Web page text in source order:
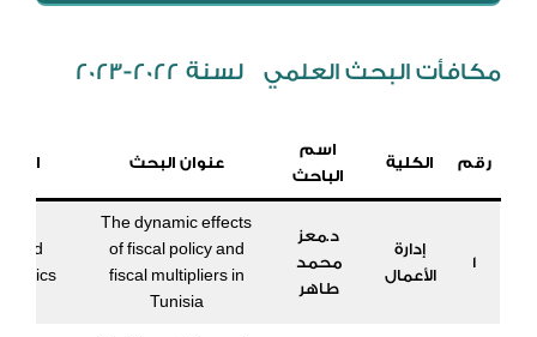
مكافأت البحث العلمي لسنة 2022-2023
رقم الكلية
اسم
الباحث
عنوان البحث
1
إدارة
الأعمال
د.معز
محمد
طاهر
The dynamic effects
of fiscal policy and
fiscal multipliers in
Tunisia